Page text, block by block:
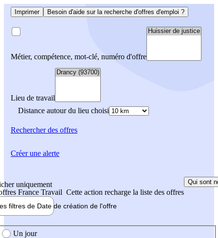
Imprimer Besoin d'aide sur la recherche d'offres d'emploi ?
Métier, compétence, mot-clé, numéro d'offre
Lieu de travail
Distance autour du lieu choisi
Rechercherdes offres
uniquement
France Travail Cette action recharge la liste des offres
Qui sont
filtres de Date de création de l'offre
création de l'offre
Un jour
Créer une alerte